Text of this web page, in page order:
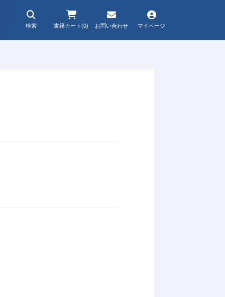
検索 書籍カート(0) お問い合わせ マイページ